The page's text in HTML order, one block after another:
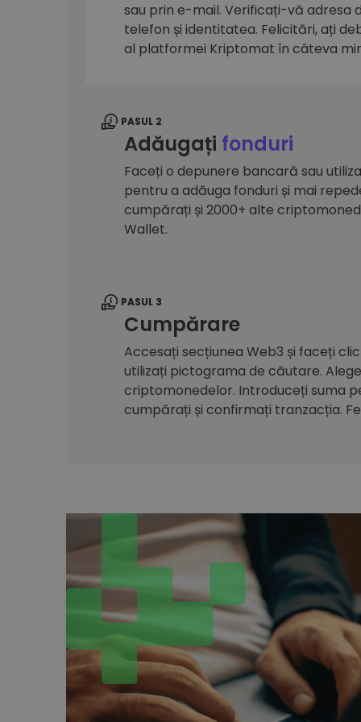
Explorator de investiții
Găsește-ți strategia cripto
sau prin e-mail. Verificați-vă adresa
telefon și identitatea. Felicitări, ați
al platformei Kriptomat în câteva
PASUL 2
Adăugați fonduri
Faceți o depunere bancară sau
pentru a adăuga fonduri și mai
cumpărați și 2000+ alte
Wallet.
PASUL 3
Cumpărare
Accesați secțiunea Web3 și faceți
utilizați pictograma de căutare.
criptomonedelor. Introduceți suma
cumpărați și confirmați tranzacția.